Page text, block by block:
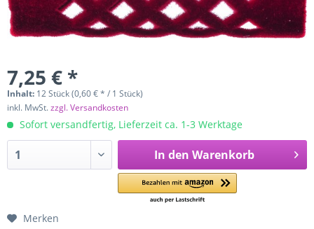
7,25 € *
Inhalt: 12 Stück (0,60 € * / 1 Stück)
inkl. MwSt.zzgl. Versandkosten
Sofort versandfertig, Lieferzeit ca. 1-3 Werktage
In den Warenkorb
Merken